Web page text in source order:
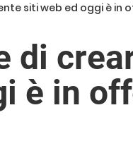
siti web ed oggi è in
di
è in